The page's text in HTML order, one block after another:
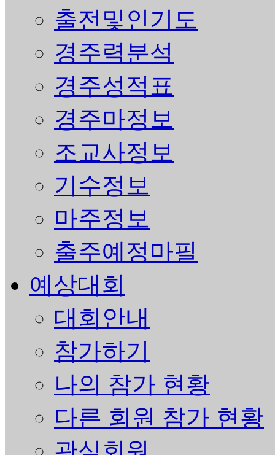
출전및인기도
경주력분석
경주성적표
경주마정보
조교사정보
기수정보
마주정보
출주예정마필
예상대회
대회안내
참가하기
나의 참가 현황
다른 회원 참가 현황